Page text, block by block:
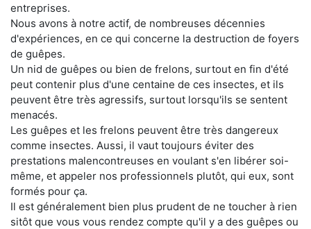
entreprises.
Nous avons à notre actif, de nombreuses décennies
d'expériences, en ce qui concerne la destruction de foyers
de guêpes.
Un nid de guêpes ou bien de frelons, surtout en fin d'été
peut contenir plus d'une centaine de ces insectes, et ils
peuvent être très agressifs, surtout lorsqu'ils se sentent
menacés.
Les guêpes et les frelons peuvent être très dangereux
comme insectes. Aussi, il vaut toujours éviter des
prestations malencontreuses en voulant s'en libérer soi-
même, et appeler nos professionnels plutôt, qui eux, sont
formés pour ça.
Il est généralement bien plus prudent de ne toucher à rien
sitôt que vous vous rendez compte qu'il y a des guêpes ou